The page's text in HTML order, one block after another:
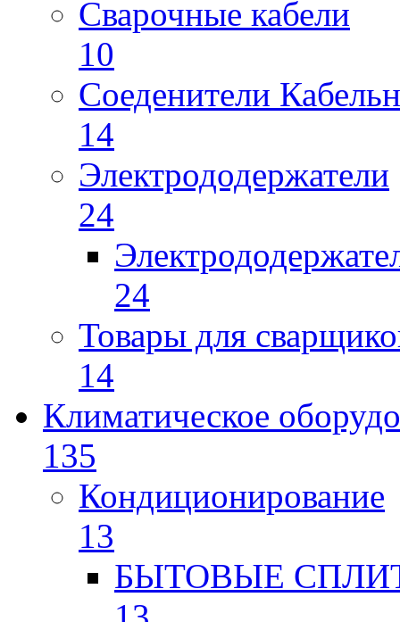
Сварочные кабели
10
Соеденители
14
Электрододержатели
24
24
Товары для
14
Климатическое
135
Кондиционирование
13
БЫТОВЫЕ